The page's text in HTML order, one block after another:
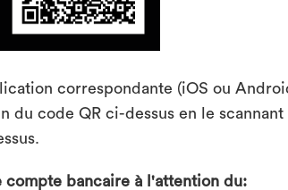
correspondante (iOS ou
du code QR ci-dessus en le scannant
compte bancaire à l'attention du: